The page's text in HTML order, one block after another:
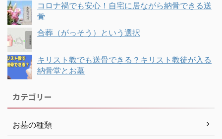
コロナ禍でも安心！自宅に居ながら納骨できる送
骨
合葬（がっそう）という選択
キリスト教でも送骨できる？キリスト教徒が入る
納骨堂とお墓
カテゴリー
お墓の種類